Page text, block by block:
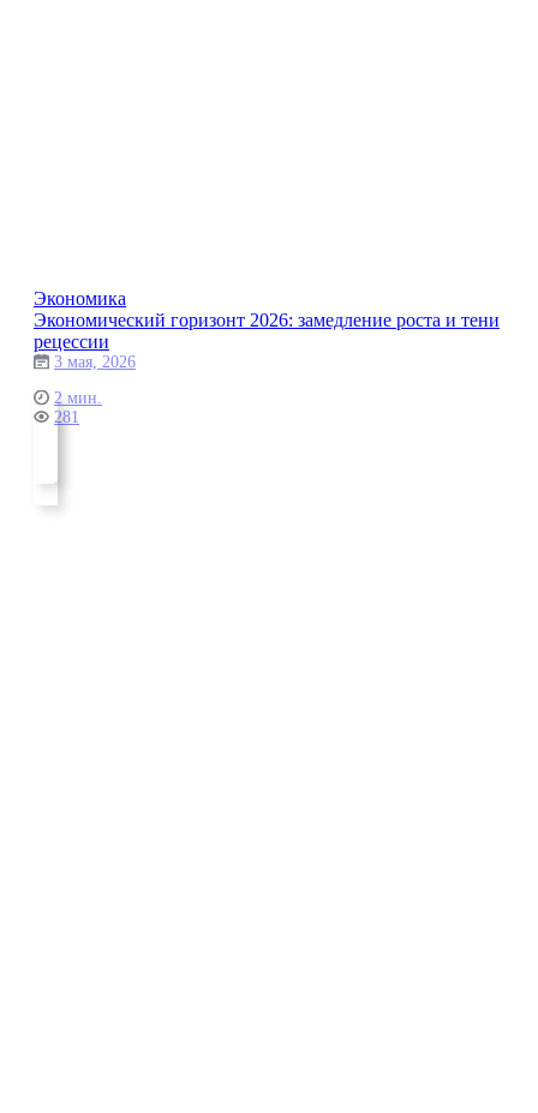
Экономика
Экономический горизонт 2026: замедление роста и тени
рецессии
3 мая, 2026
2 мин.
281